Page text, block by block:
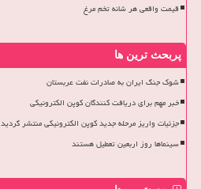
قیمت واقعی هر شانه تخم مرغ
پربحث ترین ها
شوک جنگ ایران به صادرات نفت عربستان
خبر مهم برای دریافت کنندگان کوپن الکترونیکی
جزئیات واریز مرحله جدید کوپن الکترونیکی منتشر گردید
سینماها روز اربعین تعطیل هستند